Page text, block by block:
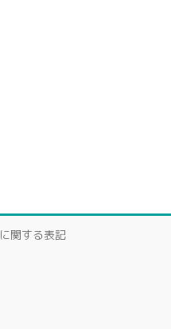
関する表記